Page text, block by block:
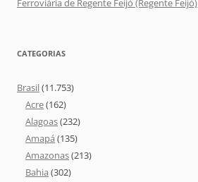
Ferroviária de Regente Feijó (Regente Feijó)
CATEGORIAS
Brasil(11.753)
Acre(162)
Alagoas(232)
Amapá (135)
Amazonas(213)
Bahia (302)